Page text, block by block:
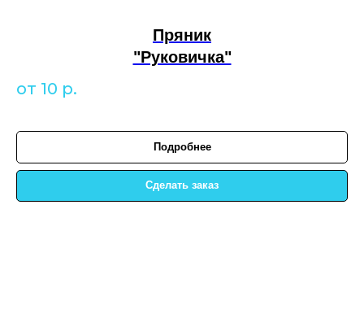
Пряник
"Руковичка"
от 10 р.
Подробнее
Сделать заказ